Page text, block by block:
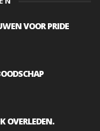
VOOR PRIDE
OVERLEDEN.